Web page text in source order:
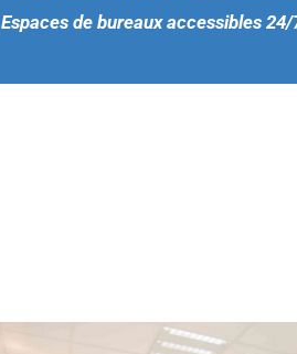
Espaces de bureaux accessibles 24/